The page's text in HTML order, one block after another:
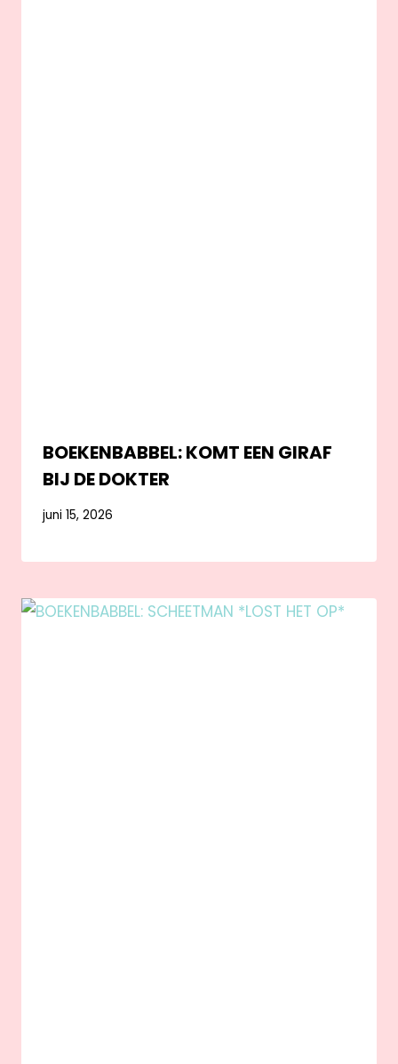
BOEKENBABBEL: KOMT EEN GIRAF
BIJ DE DOKTER
juni 15, 2026